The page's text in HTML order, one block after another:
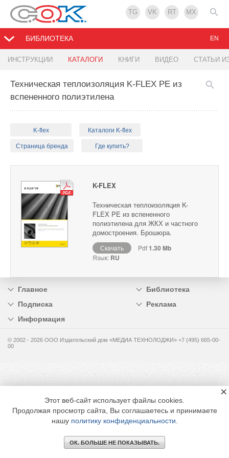
TG VK RT MX
БИБЛИОТЕКА
ИНСТРУКЦИИ КАТАЛОГИ КНИГИ ВИДЕО СТАТЬИ
EN
Техническая теплоизоляция K-FLEX PE из
вспененного полиэтилена
K-flex Каталоги K-flex
Страница бренда Где купить?
K-FLEX
Техническая теплоизоляция K-
FLEX PE из вспененного
полиэтилена для ЖКХ и частного
домостроения. Брошюра.
Скачать Pdf1.30 Mb
Язык: RU
Главное
Библиотека
Подписка
Реклама
Информация
© 2002 - 2026 OOO Издательский дом «МЕДИА ТЕХНОЛОДЖИ» +7 (495) 665-00-
00
Этот веб-сайт использует файлы cookies.
Продолжая просмотр сайта, Вы соглашаетесь и принимаете
нашу политику конфиденциальности
ОК. БОЛЬШЕ НЕ ПОКАЗЫВАТЬ.
×